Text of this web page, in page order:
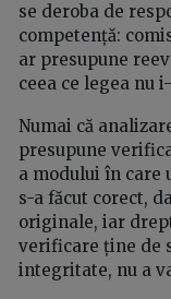
se deroba de
competență:
ar presupune
ceea ce legea nu
Numai că
presupune
a modului în care
s-a făcut corect,
originale, iar
verificare ține de
integritate, nu a